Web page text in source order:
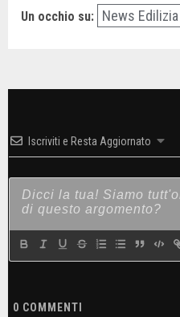
Un occhio su: News Edilizia
Iscriviti e Resta Aggiornato
0 COMMENTI